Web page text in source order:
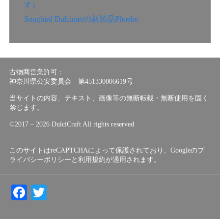
す）
Songbird Dulcimerの新製品Phoebe
古物商営業許可：
神奈川県公安委員会 第451330006619号
当サイトの内容、テキスト、画像等の無断転載・無断使用を固く
禁じます。
©︎2017 – 2026 DulciCraft All rights reserved
このサイトはreCAPTCHAによって保護されており、Googleのプ
ライバシーポリシー と 利用規約が適用されます。
Facebook